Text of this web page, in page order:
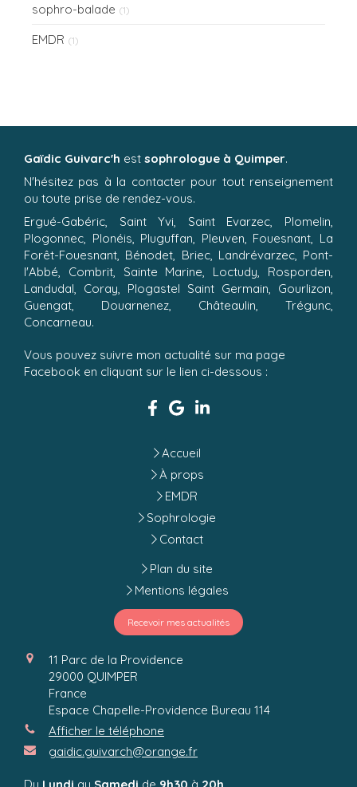
sophro-balade (1)
EMDR (1)
Gaïdic Guivarc'h est sophrologue à Quimper.
N'hésitez pas à la contacter pour tout renseignement
ou toute prise de rendez-vous.
Ergué-Gabéric, Saint Yvi, Saint Evarzec, Plomelin,
Plogonnec, Plonéis, Pluguffan, Pleuven, Fouesnant, La
Forêt-Fouesnant, Bénodet, Briec, Landrévarzec, Pont-
l'Abbé, Combrit, Sainte Marine, Loctudy, Rosporden,
Landudal, Coray, Plogastel Saint Germain, Gourlizon,
Guengat, Douarnenez, Châteaulin, Trégunc,
Concarneau.
Vous pouvez suivre mon actualité sur ma page
Facebook en cliquant sur le lien ci-dessous :
Accueil
À props
EMDR
Sophrologie
Contact
Plan du site
Mentions légales
Recevoir mes actualités
11 Parc de la Providence
29000 QUIMPER
France
Espace Chapelle-Providence Bureau 114
Afficher le téléphone
gaidic.guivarch@orange.fr
Du Lundi au Samedi de 9h30 à 20h